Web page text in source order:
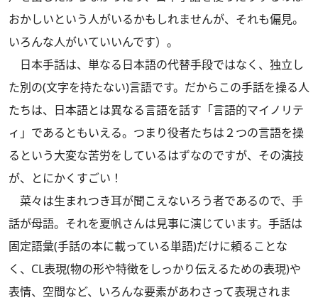
おかしいという人がいるかもしれませんが、それも偏見。
いろんな人がいていいんです）。
日本手話は、単なる日本語の代替手段ではなく、独立し
た別の(文字を持たない)言語です。だからこの手話を操る人
たちは、日本語とは異なる言語を話す「言語的マイノリテ
ィ」であるともいえる。つまり役者たちは２つの言語を操
るという大変な苦労をしているはずなのですが、その演技
が、とにかくすごい！
菜々は生まれつき耳が聞こえないろう者であるので、手
話が母語。それを夏帆さんは見事に演じています。手話は
固定語彙(手話の本に載っている単語)だけに頼ることな
く、CL表現(物の形や特徴をしっかり伝えるための表現)や
表情、空間など、いろんな要素があわさって表現されま